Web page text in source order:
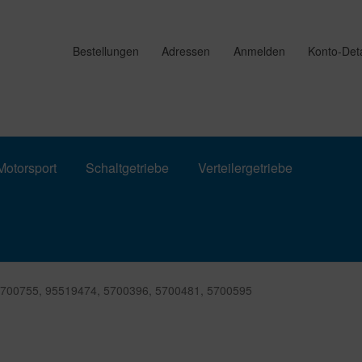
Bestellungen Adressen Anmelden Konto-
Schaltgetriebe Verteilergetriebe
95519474, 5700396, 5700481, 5700595